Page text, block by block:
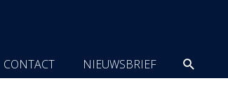
CONTACT NIEUWSBRIEF